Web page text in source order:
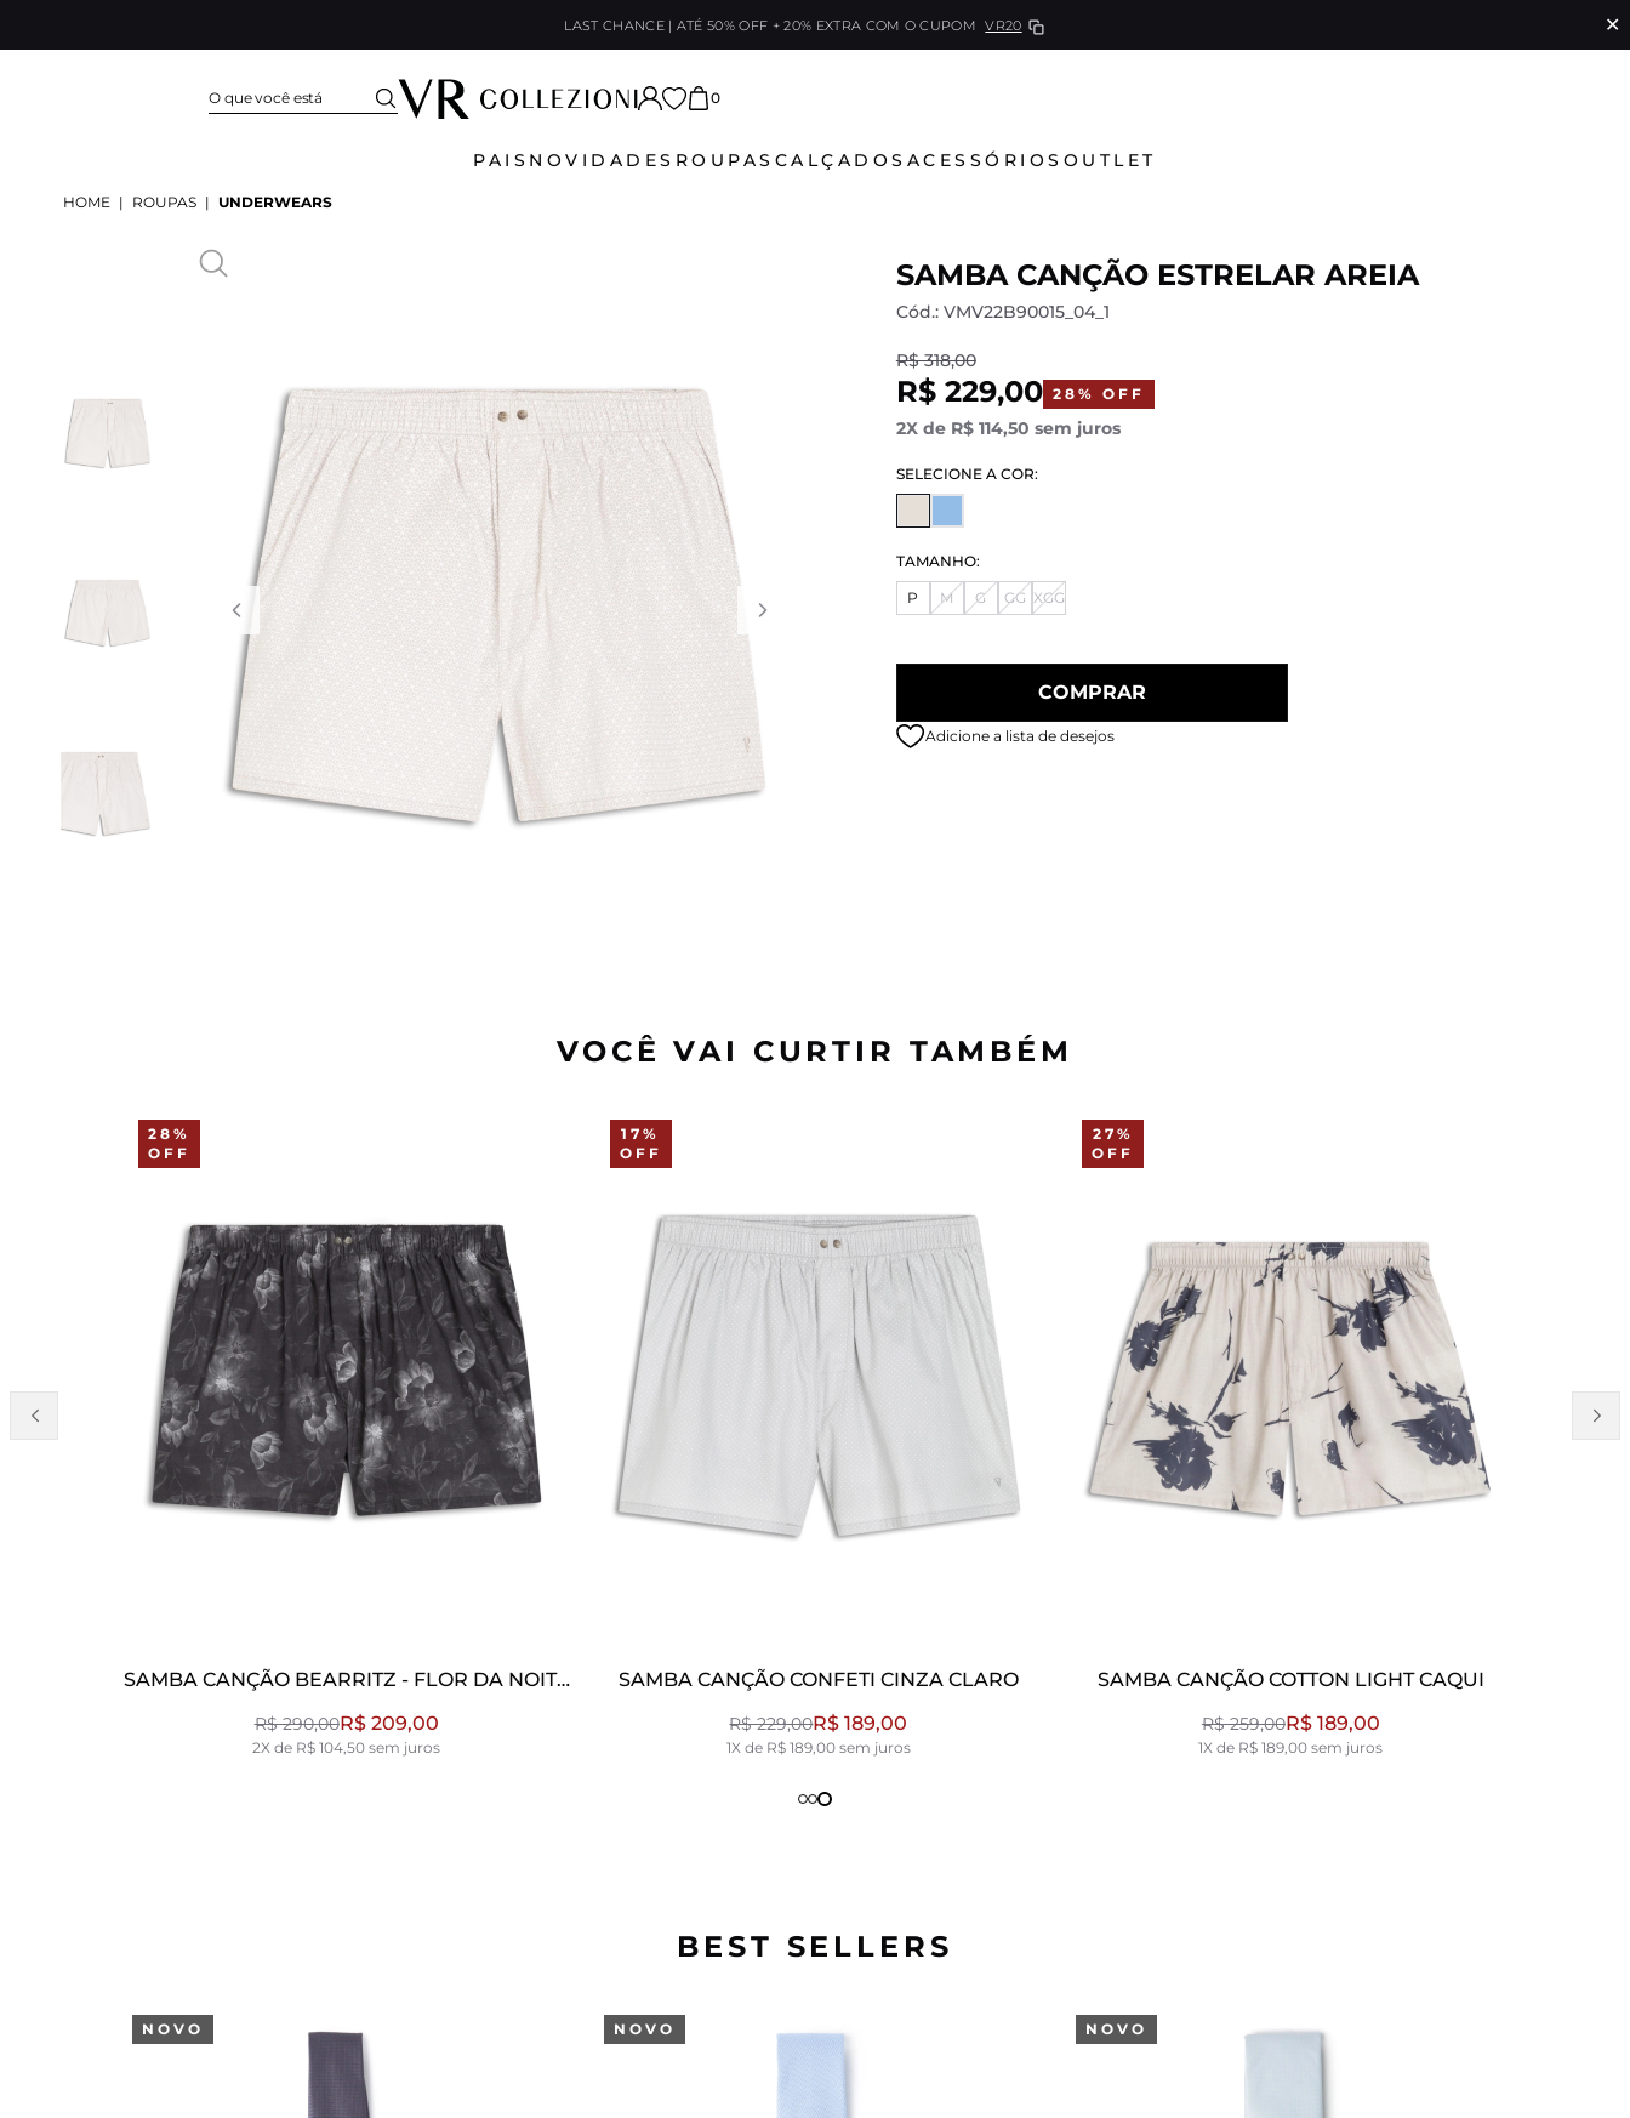
LAST CHANCE | ATÉ 50% OFF + 20% EXTRA COM O CUPOM VR20 ✕
0
PAIS NOVIDADES ROUPAS CALÇADOS ACESSÓRIOS OUTLET
HOME | ROUPAS | UNDERWEARS
SAMBA CANÇÃO ESTRELAR AREIA
Cód.: VMV22B90015_04_1
R$ 318,00
R$ 229,00 28% OFF
2X de R$ 114,50 sem juros
SELECIONE A COR:
TAMANHO:
P
M G GG XGG
COMPRAR
Adicione a lista de desejos
VOCÊ VAI CURTIR TAMBÉM
SAMBA CANÇÃO BEARRITZ - FLOR DA NOITE
R$ 290,00R$ 209,00
2X de R$ 104,50 sem juros
28%
OFF
SAMBA CANÇÃO CONFETI CINZA CLARO
R$ 229,00R$ 189,00
1X de R$ 189,00 sem juros
17%
OFF
SAMBA CANÇÃO COTTON LIGHT CAQUI
R$ 259,00R$ 189,00
1X de R$ 189,00 sem juros
27%
OFF
BEST SELLERS
NOVO NOVO NOVO